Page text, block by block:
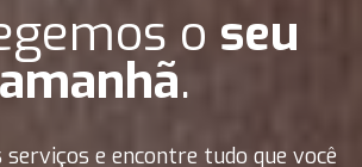
o seu
amanhã.
e encontre tudo que você